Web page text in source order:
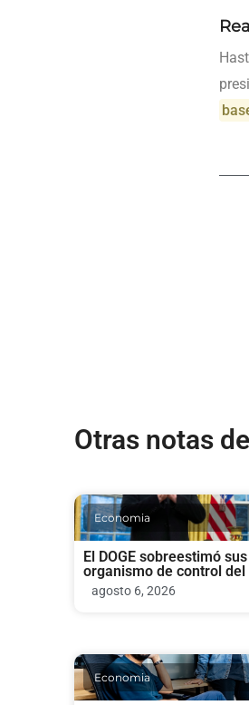
Otras notas
Economia
El DOGE sobreestimó
organismo de control del
agosto 6, 2026
Economia